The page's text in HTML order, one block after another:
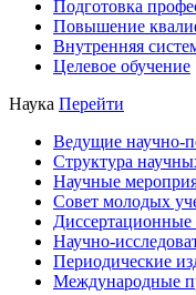
Подготовка
Повышение
Внутренняя
Целевое обучение
Наука Перейти
Ведущие научно-
Структура
Научные
Совет молодых
Диссертационные
Научно-
Периодические
Международные